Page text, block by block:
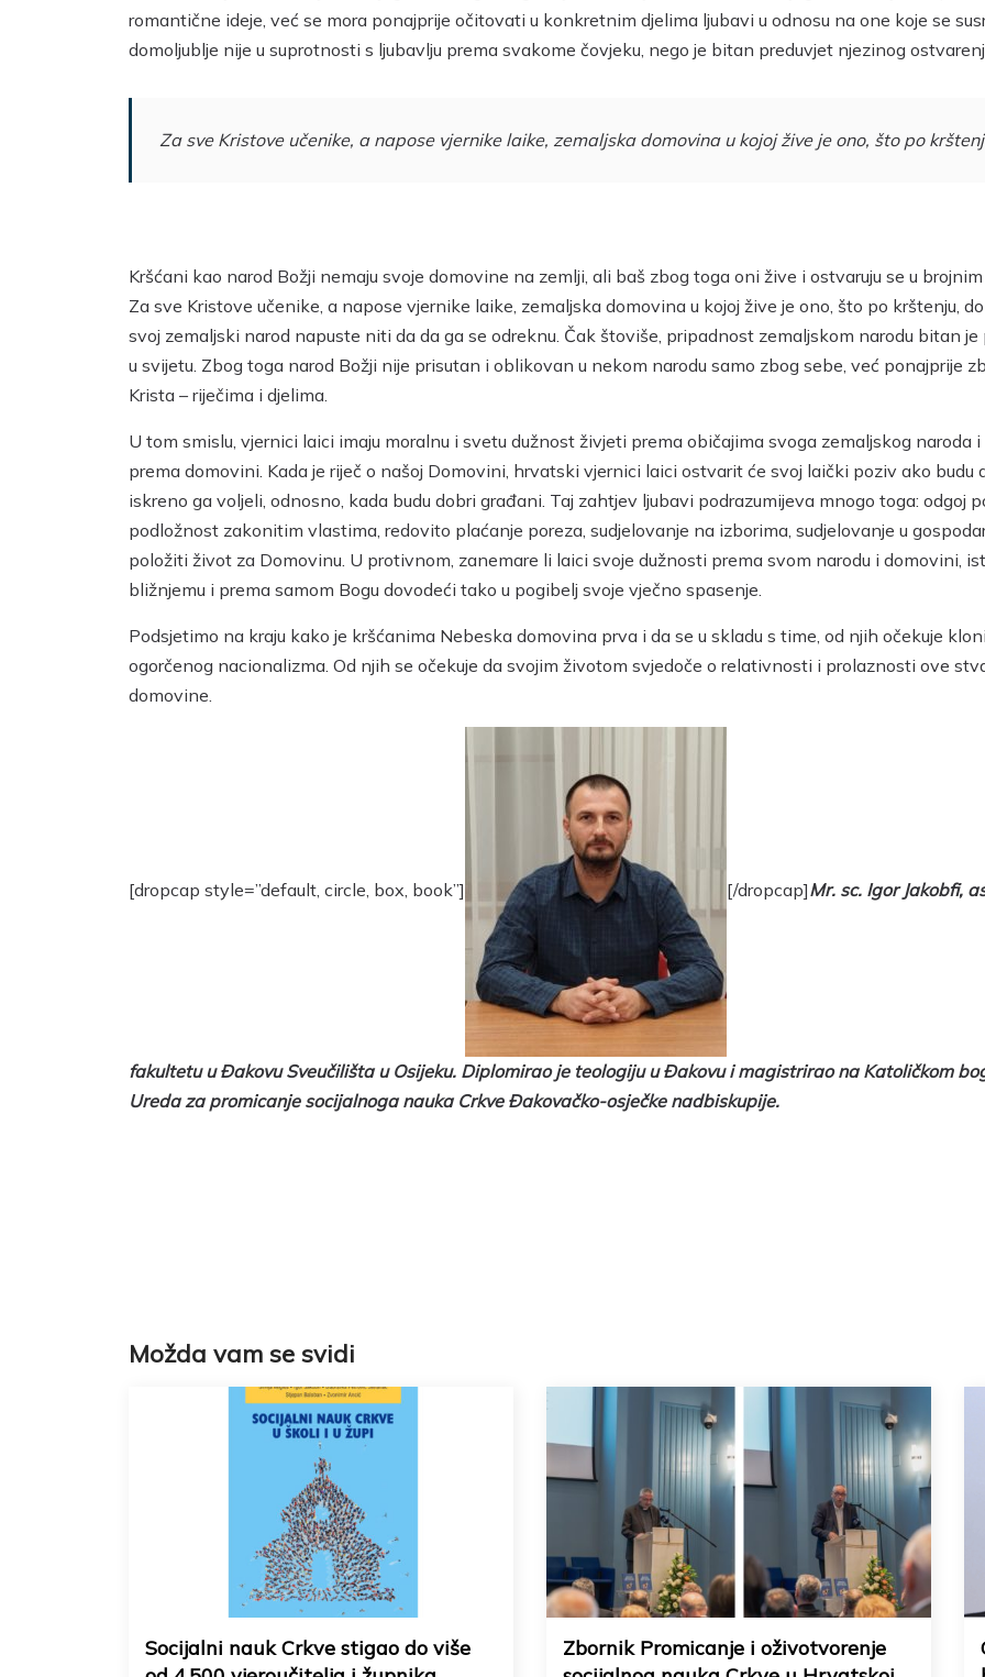
romantične ideje, već se mora ponajprije očitovati u konkretnim djelima ljubavi u odnosu na one koje se
domoljublje nije u suprotnosti s ljubavlju prema svakome čovjeku, nego je bitan preduvjet njezinog
Za sve Kristove učenike, a napose vjernike laike, zemaljska domovina u kojoj žive je ono, što po
Kršćani kao narod Božji nemaju svoje domovine na zemlji, ali baš zbog toga oni žive i ostvaruju se u
Za sve Kristove učenike, a napose vjernike laike, zemaljska domovina u kojoj žive je ono, što po krštenju,
svoj zemaljski narod napuste niti da da ga se odreknu. Čak štoviše, pripadnost zemaljskom narodu bitan
u svijetu. Zbog toga narod Božji nije prisutan i oblikovan u nekom narodu samo zbog sebe, već ponajprije
Krista – riječima i djelima.
U tom smislu, vjernici laici imaju moralnu i svetu dužnost živjeti prema običajima svoga zemaljskog naroda
prema domovini. Kada je riječ o našoj Domovini, hrvatski vjernici laici ostvarit će svoj laički poziv ako budu
iskreno ga voljeli, odnosno, kada budu dobri građani. Taj zahtjev ljubavi podrazumijeva mnogo toga: odgoj
podložnost zakonitim vlastima, redovito plaćanje poreza, sudjelovanje na izborima, sudjelovanje u
položiti život za Domovinu. U protivnom, zanemare li laici svoje dužnosti prema svom narodu i domovini,
bližnjemu i prema samom Bogu dovodeći tako u pogibelj svoje vječno spasenje.
Podsjetimo na kraju kako je kršćanima Nebeska domovina prva i da se u skladu s time, od njih očekuje
ogorčenog nacionalizma. Od njih se očekuje da svojim životom svjedoče o relativnosti i prolaznosti ove
domovine.
[dropcap style=”default, circle, box, book”] [/dropcap]Mr. sc. Igor Jakobfi,
fakultetu u Đakovu Sveučilišta u Osijeku. Diplomirao je teologiju u Đakovu i magistrirao na Katoličkom
Ureda za promicanje socijalnoga nauka Crkve Đakovačko-osječke nadbiskupije.
Možda vam se svidi
Socijalni nauk Crkve stigao do više
Zbornik Promicanje i oživotvorenje